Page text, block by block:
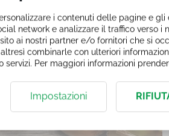
i contenuti delle pagine e gli
network e analizzare il traffico verso i
ai nostri partner e/o fornitori che si
combinarle con ulteriori
Per maggiori informazioni
Impostazioni